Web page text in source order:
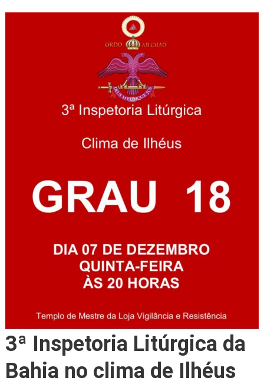
3ª Inspetoria Litúrgica da
Bahia no clima de Ilhéus